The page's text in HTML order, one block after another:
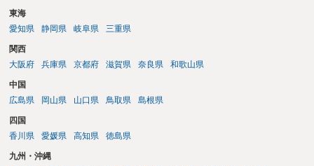
東海
愛知県
静岡県 岐阜県 三重県
関西
大阪府
兵庫県 京都府 滋賀県 奈良県 和歌山県
中国
広島県
岡山県 山口県 鳥取県 島根県
四国
香川県
愛媛県 高知県 徳島県
九州・沖縄